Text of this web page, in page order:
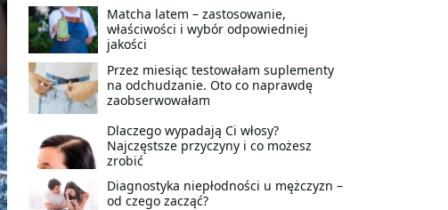
Matcha latem – zastosowanie,
właściwości i wybór odpowiedniej
jakości
Przez miesiąc testowałam suplementy
na odchudzanie. Oto co naprawdę
zaobserwowałam
Dlaczego wypadają Ci włosy?
Najczęstsze przyczyny i co możesz
zrobić
Diagnostyka niepłodności u mężczyzn –
od czego zacząć?